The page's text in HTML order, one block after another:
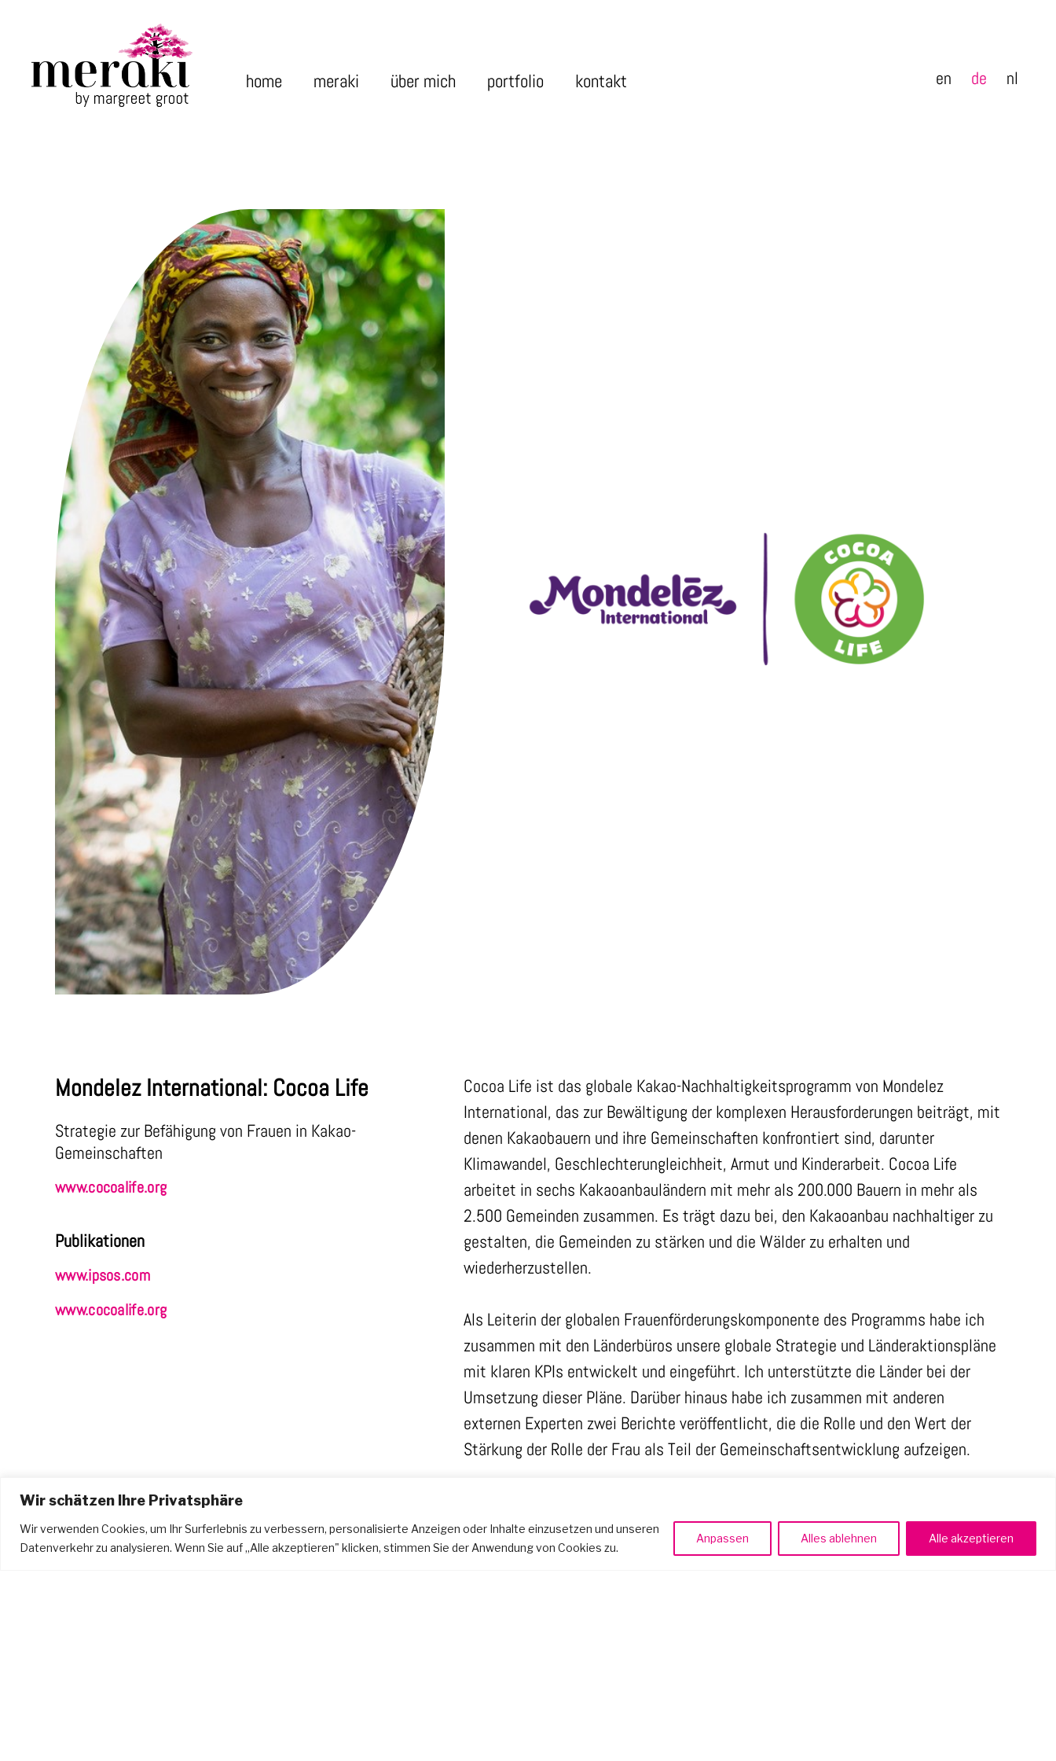
Wir schätzen Ihre Privatsphäre
Wir verwenden Cookies, um Ihr Surferlebnis zu verbessern, personalisierte Anzeigen oder Inhalte einzusetzen und unseren
Datenverkehr zu analysieren. Wenn Sie auf „Alle akzeptieren" klicken, stimmen Sie der Anwendung von Cookies zu.
Anpassen Alles ablehnen Alle akzeptieren
home meraki über mich portfolio kontakt en de nl
Mondelez International: Cocoa Life
Strategie zur Befähigung von Frauen in Kakao-
Gemeinschaften
www.cocoalife.org
Publikationen
www.ipsos.com
www.cocoalife.org
Cocoa Life ist das globale Kakao-Nachhaltigkeitsprogramm von Mondelez
International, das zur Bewältigung der komplexen Herausforderungen beiträgt, mit
denen Kakaobauern und ihre Gemeinschaften konfrontiert sind, darunter
Klimawandel, Geschlechterungleichheit, Armut und Kinderarbeit. Cocoa Life
arbeitet in sechs Kakaoanbauländern mit mehr als 200.000 Bauern in mehr als
2.500 Gemeinden zusammen. Es trägt dazu bei, den Kakaoanbau nachhaltiger zu
gestalten, die Gemeinden zu stärken und die Wälder zu erhalten und
wiederherzustellen.
Als Leiterin der globalen Frauenförderungskomponente des Programms habe ich
zusammen mit den Länderbüros unsere globale Strategie und Länderaktionspläne
mit klaren KPIs entwickelt und eingeführt. Ich unterstützte die Länder bei der
Umsetzung dieser Pläne. Darüber hinaus habe ich zusammen mit anderen
externen Experten zwei Berichte veröffentlicht, die die Rolle und den Wert der
Stärkung der Rolle der Frau als Teil der Gemeinschaftsentwicklung aufzeigen.